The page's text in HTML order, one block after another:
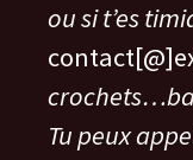
ou si t’es
Tu peux